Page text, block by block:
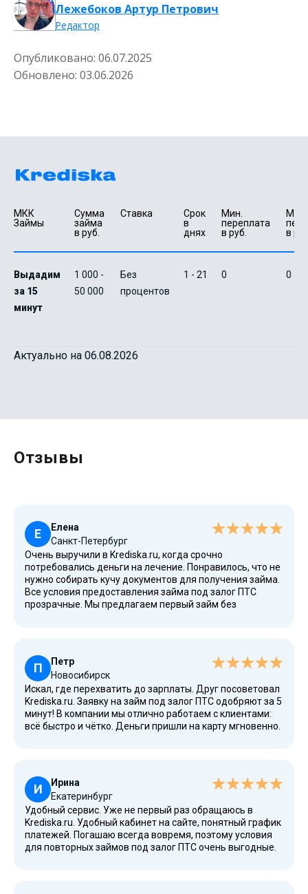
Лежебоков Артур Петрович
Редактор
Опубликовано: 06.07.2025
Обновлено: 03.06.2026
МКК
Займы
Сумма
займа
в руб.
Ставка
Срок
в
днях
Мин.
переплата
в руб.
в
Выдадим
за 15
минут
1 000 -
50 000
Без
процентов
1 - 21 0 0
Актуально на 06.08.2026
Отзывы
Е
Елена
Санкт-Петербург
Очень выручили в Krediska.ru, когда срочно
потребовались деньги на лечение. Понравилось, что не
нужно собирать кучу документов для получения займа.
Все условия предоставления займа под залог ПТС
прозрачные. Мы предлагаем первый займ без
П
Петр
Новосибирск
Искал, где перехватить до зарплаты. Друг посоветовал
Krediska.ru. Заявку на займ под залог ПТС одобряют за 5
минут! В компании мы отлично работаем с клиентами:
всё быстро и чётко. Деньги пришли на карту мгновенно.
И
Ирина
Екатеринбург
Удобный сервис. Уже не первый раз обращаюсь в
Krediska.ru. Удобный кабинет на сайте, понятный график
платежей. Погашаю всегда вовремя, поэтому условия
для повторных займов под залог ПТС очень выгодные.